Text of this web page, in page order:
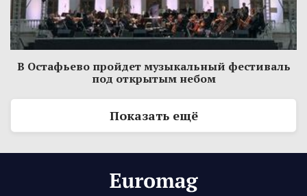
В Остафьево пройдет музыкальный фестиваль
под открытым небом
Показать ещё